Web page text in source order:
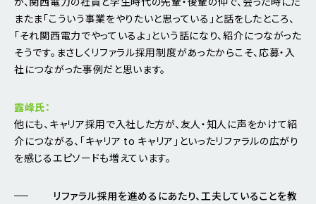
またま「こういう事業をやりたいと思っている」と話をしたところ、
「それ関西電力でやっているよ」という話になり、紹介につながった
そうです。まさしくリファラル採用制度があったからこそ、応募・入
社につながった事例だと思います。
露峰氏：
他にも、キャリア採用で入社した方が、友人・知人に声をかけて紹
介につながる、「キャリア to キャリア」といったリファラルの広がり
を感じるエピソードも増えています。
リファラル採用を進めるにあたり、工夫していることを教